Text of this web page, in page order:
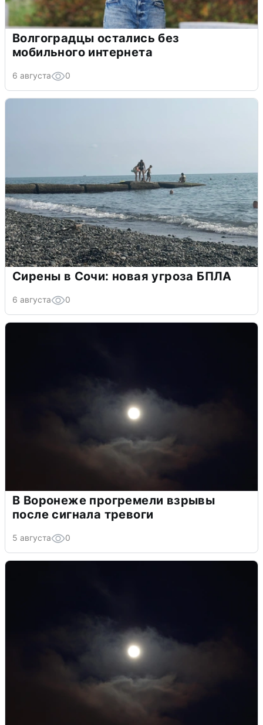
Волгоградцы остались без
мобильного интернета
6 августа 0
Сирены в Сочи: новая угроза БПЛА
6 августа 0
В Воронеже прогремели взрывы
после сигнала тревоги
5 августа 0